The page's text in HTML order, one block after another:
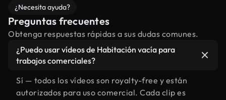
¿Necesita ayuda?
Preguntas frecuentes
Obtenga respuestas rápidas a sus dudas comunes.
¿Puedo usar vídeos de Habitación vacía para
trabajos comerciales?
Sí — todos los vídeos son royalty-free y están
autorizados para uso comercial. Cada clip es